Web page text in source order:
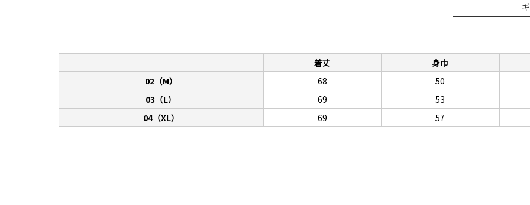
着丈 身巾
02（M）
68 50
03（L）
69 53
04（XL）
69 57